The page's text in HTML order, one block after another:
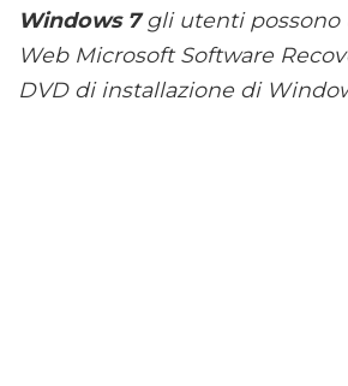
Windows 7gli utenti possono
Web Microsoft Software
DVD di installazione di